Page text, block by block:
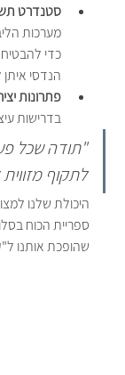
סטנדרט
מערכות
כדי
הנדסי
פתרונות
בדרישות
"תודה שכל
לתקוף
היכולת שלנו
ספריית הכוח
שהופכת אותנו